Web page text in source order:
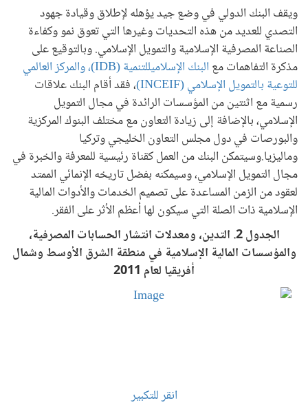
ويقف البنك الدولي في وضع جيد يؤهله لإطلاق وقيادة جهود
التصدي للعديد من هذه التحديات وغيرها التي تعوق نمو وكفاءة
الصناعة المصرفية الإسلامية والتمويل الإسلامي. وبالتوقيع على
مذكرة التفاهمات مع البنك الإسلاميللتنمية(IDB)،والمركز العالمي
للتوعية بالتمويل الإسلامي (INCEIF
)، فقد أقام البنك علاقات
رسمية مع اثنتين من المؤسسات الرائدة في مجال التمويل
الإسلامي، بالإضافة إلى زيادة التعاون مع مختلف البنوك المركزية
والبورصات في دول مجلس التعاون الخليجي وتركيا
وماليزيا.وسيتمكن البنك من العمل كقناة رئيسية للمعرفة والخبرة في
مجال التمويل الإسلامي، وسيمكنه بفضل تاريخه الإنمائي الممتد
لعقود من الزمن المساعدة على تصميم الخدمات والأدوات المالية
الإسلامية ذات الصلة التي سيكون لها أعظم الأثر على الفقر.
الجدول 2. التدين، ومعدلات انتشار الحسابات المصرفية،
والمؤسسات المالية الإسلامية في منطقة الشرق الأوسط وشمال
أفريقيا لعام 2011
انقرللتكبير